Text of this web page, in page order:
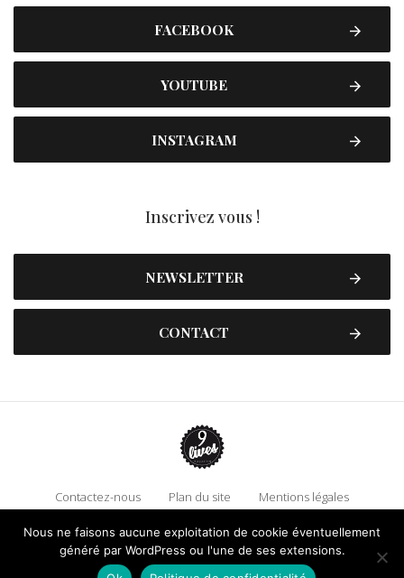
FACEBOOK
YOUTUBE
INSTAGRAM
Inscrivez vous !
NEWSLETTER
CONTACT
Contactez-nous Plan du site
Mentions légales
Politique de confidentialité
Adhérez à 9 Lives
Faire un don !
Nous ne faisons aucune exploitation de cookie éventuellement
généré par WordPress ou l'une de ses extensions.